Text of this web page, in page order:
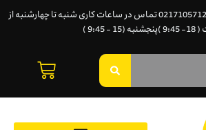
شماره تماس پشتیبانی : 02171057121 تماس در ساعات کاری شنبه تا چهارشنبه از
- 9:45 )